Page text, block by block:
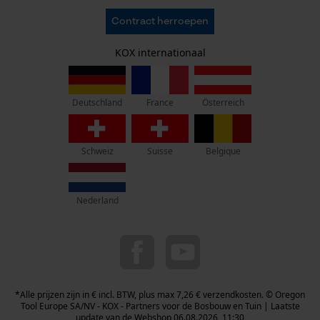
Oregon Tool Europe SA/NV
KOX – Partners voor de Bosbouw en Tuin
Rue Emile Francqui 11
1435 Mont-Saint-Guibert
Geen winkel!
Retouradres:
Beim Erlenwäldchen 14/2
71522 Backnang
GegevensbeschermingContract herroepen
KOX internationaal
Deutschland France Österreich
Schweiz Suisse Belgique
Nederland
*Alle prijzen zijn in € incl. BTW, plus max 7,26 € verzendkosten. © Oregon
Tool Europe SA/NV - KOX - Partners voor de Bosbouw en Tuin | Laatste
update van de Webshop 06.08.2026, 11:30